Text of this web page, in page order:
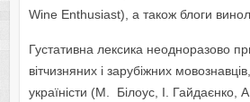
Wine Enthusiast), а також блоги
Густативна лексика неодноразово
вітчизняних і зарубіжних
україністи (М. Білоус, І. Гайдаєнко,